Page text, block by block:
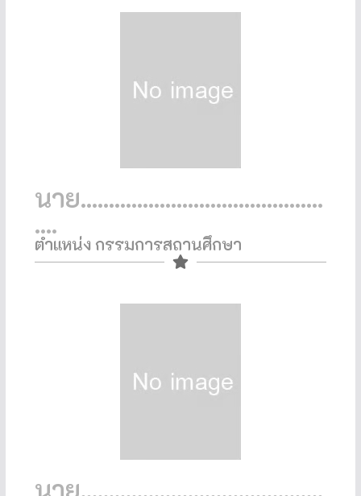
นาย...........................................
....
ตำแหน่ง กรรมการสถานศึกษา​
นาย...........................................